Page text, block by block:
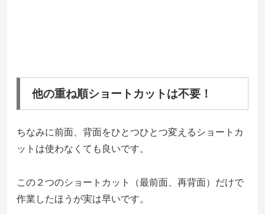
他の重ね順ショートカットは不要！
ちなみに前面、背面をひとつひとつ変えるショートカ
ットは使わなくても良いです。
この２つのショートカット（最前面、再背面）だけで
作業したほうが実は早いです。